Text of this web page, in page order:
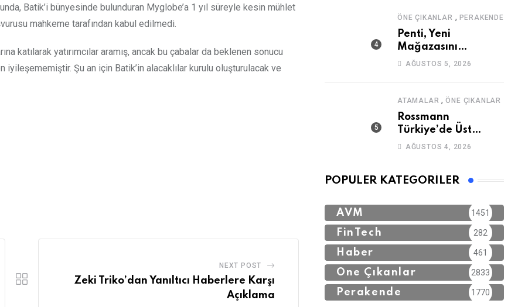
Batik’i bünyesinde bulunduran Myglobe’a 1 yıl süreyle kesin mühlet
mahkeme tarafından kabul edilmedi.
katılarak yatırımcılar aramış, ancak bu çabalar da beklenen sonucu
Şu an için Batik’in alacaklılar kurulu oluşturulacak ve
NEXT POST
Zeki Triko’dan Yanıltıcı Haberlere Karşı
Açıklama
ÖNE ÇIKANLAR , PERAKENDE
Penti, Yeni
Mağazasını
Galataport’ta
AĞUSTOS 5, 2026
ATAMALAR ,ÖNE ÇIKANLAR
Rossmann
Türkiye’de Üst
Düzey Atama
AĞUSTOS 4, 2026
POPÜLER KATEGORILER
AVM 1451
FinTech 282
Haber 461
Öne Çıkanlar 2833
Perakende 1770